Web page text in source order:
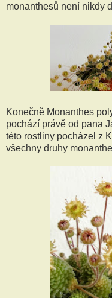
monanthesů není nikdy
Konečně Monanthes
pochází právě od pana
této rostliny pocházel z
všechny druhy